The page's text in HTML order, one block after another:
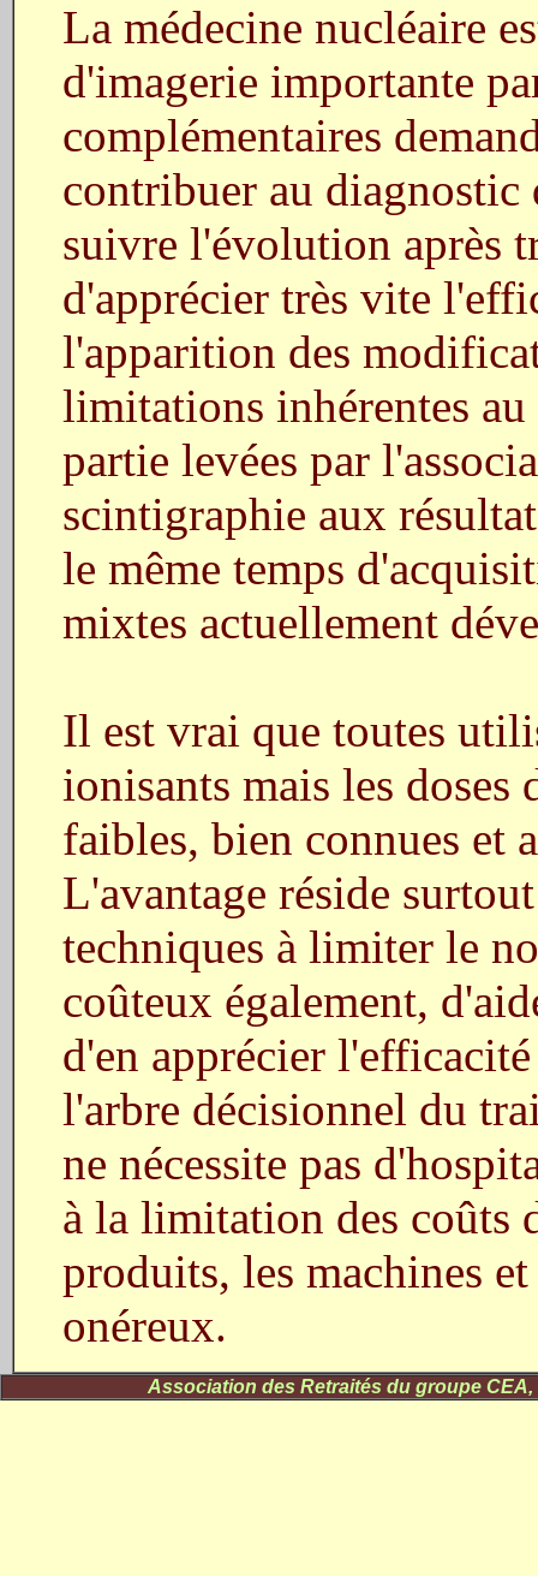
La médecine nucléaire
d'imagerie importante
complémentaires
contribuer au
suivre l'évolution après
d'apprécier très vite
l'apparition des
limitations inhérentes
partie levées par
scintigraphie aux
le même temps
mixtes actuellement
Il est vrai que toutes
ionisants mais les
faibles, bien connues et
L'avantage réside
techniques à limiter le
coûteux également,
d'en apprécier
l'arbre décisionnel du
ne nécessite pas
à la limitation des coûts
produits, les machines
onéreux.
Association des Retraités du groupe